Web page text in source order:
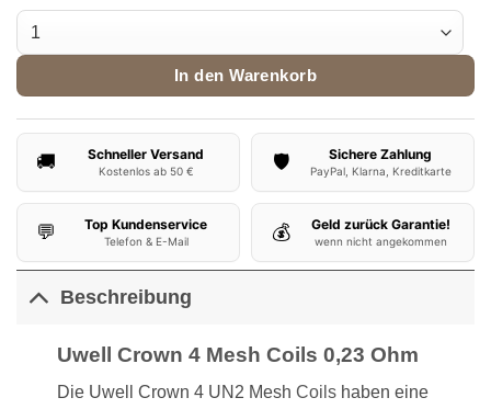
Uwell Crown 4 Mesh Coils 0,23 Ohm Menge
In den Warenkorb
🚚 Schneller Versand
Kostenlos ab 50 € 🛡️ Sichere Zahlung
PayPal, Klarna, Kreditkarte
💬 Top Kundenservice
Telefon & E-Mail 💰 Geld zurück Garantie!
wenn nicht angekommen
Beschreibung
Uwell Crown 4 Mesh Coils 0,23 Ohm
Die Uwell Crown 4 UN2 Mesh Coilshaben eine